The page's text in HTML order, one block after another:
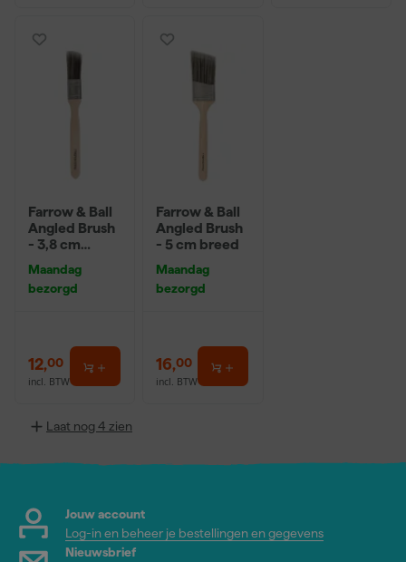
Farrow & Ball
Angled Brush
- 3,8 cm
Maandag
bezorgd
12,00
incl. BTW
Farrow & Ball
Angled Brush
- 5 cm breed
Maandag
bezorgd
16,00
incl. BTW
Laat nog 4 zien
Jouw account
Log-in en beheer je bestellingen en gegevens
Nieuwsbrief